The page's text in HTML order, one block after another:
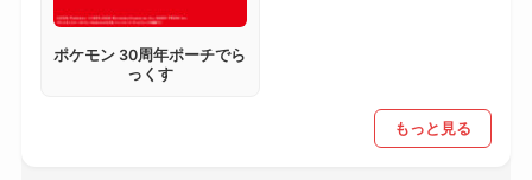
ポケモン 30周年ポーチでら
っくす
もっと見る